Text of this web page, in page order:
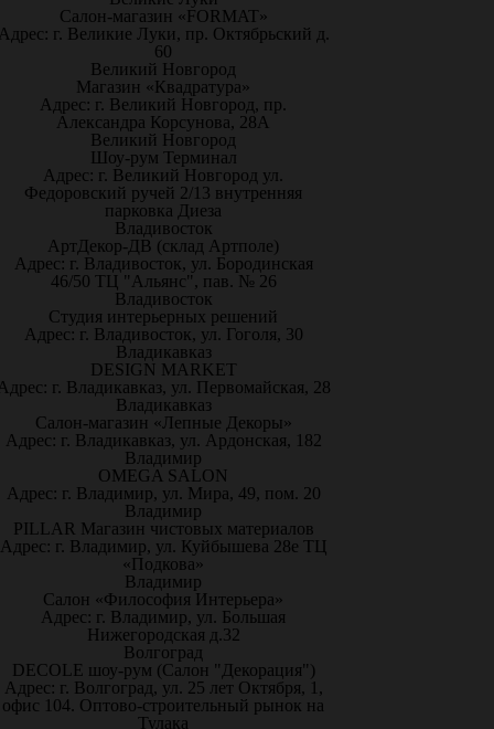
Салон-магазин «FORMAT»
г. Великие Луки, пр. Октябрьский д.
60
Великий Новгород
Магазин «Квадратура»
Адрес: г. Великий Новгород, пр.
Александра Корсунова, 28А
Великий Новгород
Шоу-рум Терминал
Адрес: г. Великий Новгород ул.
Федоровский ручей 2/13 внутренняя
парковка Диеза
Владивосток
АртДекор-ДВ (склад Артполе)
Адрес: г. Владивосток, ул. Бородинская
46/50 ТЦ "Альянс", пав. № 26
Владивосток
Студия интерьерных решений
Адрес: г. Владивосток, ул. Гоголя, 30
Владикавказ
DESIGN MARKET
г. Владикавказ, ул. Первомайская, 28
Владикавказ
Салон-магазин «Лепные Декоры»
Адрес: г. Владикавказ, ул. Ардонская, 182
Владимир
OMEGA SALON
Адрес: г. Владимир, ул. Мира, 49, пом. 20
Владимир
PILLAR Магазин чистовых материалов
Адрес: г. Владимир, ул. Куйбышева 28е ТЦ
«Подкова»
Владимир
Салон «Философия Интерьера»
Адрес: г. Владимир, ул. Большая
Нижегородская д.32
Волгоград
DECOLE шоу-рум (Салон "Декорация")
Адрес: г. Волгоград, ул. 25 лет Октября, 1,
офис 104. Оптово-строительный рынок на
Тулака